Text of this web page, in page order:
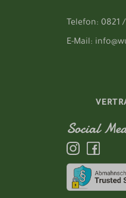
Telefon: 0821
E-Mail:
Social